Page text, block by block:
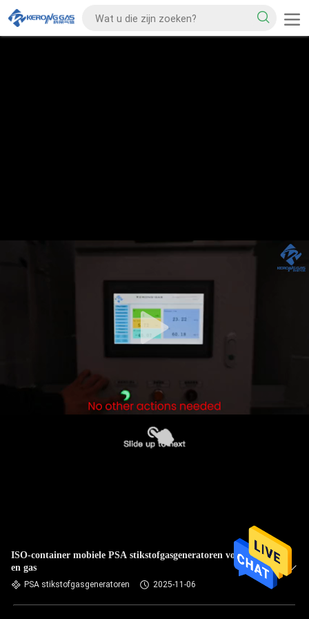
ISO-container mobiele PSA stikstofgasgeneratoren voor olie
en gas
PSA stikstofgasgeneratoren 2025-11-06